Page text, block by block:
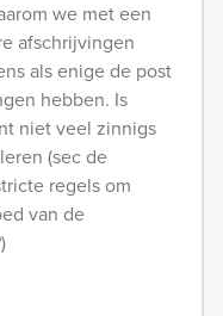
we met een
afschrijvingen
als enige de post
hebben. Is
niet veel zinnigs
(sec de
regels om
van de